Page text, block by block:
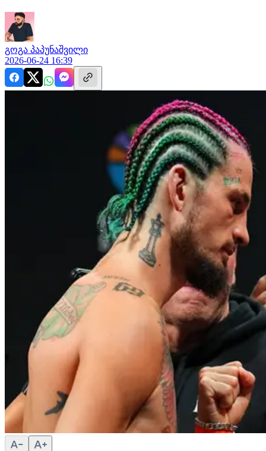
გოგა პაპუნაშვილი
2026-06-24 16:39